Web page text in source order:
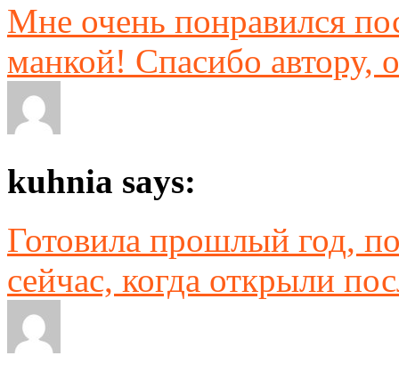
Мне очень понравился
манкой! Спасибо автору,
kuhnia says:
Готовила прошлый год,
сейчас, когда открыли